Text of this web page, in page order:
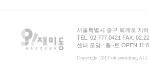
서울특별시 중구 퇴계로 지
TEL. 02.777.0421 FAX.
센터 운영 : 월~토 OPEN
Copyright 2013 oh!zemidong